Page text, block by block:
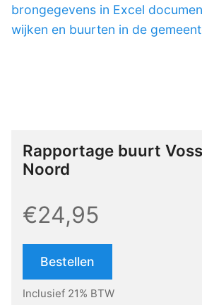
brongegevens in Excel
wijken en buurten in de
Rapportage buurt
Noord
€24,95
Bestellen
Inclusief 21% BTW